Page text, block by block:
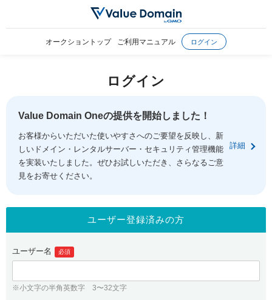
オークショントップ ご利用マニュアル ログイン
ログイン
Value Domain Oneの提供を開始しました！
お客様からいただいた使いやすさへのご要望を反映し、新
しいドメイン・レンタルサーバー・セキュリティ管理機能
を実装いたしました。ぜひお試しいただき、さらなるご意
見をお寄せください。
詳細
ユーザー登録済みの方
ユーザー名 必須
※小文字の半角英数字 3〜32文字